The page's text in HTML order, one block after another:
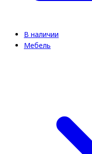
В наличии
Мебель